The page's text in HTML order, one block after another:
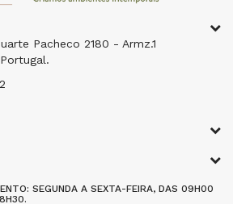
Pacheco 2180 - Armz.1
SEGUNDA A SEXTA-FEIRA, DAS 09H00